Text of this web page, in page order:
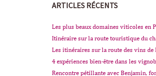
ARTICLES RÉCENTS
Les plus beaux domaines viticoles en
Itinéraire sur la route touristique du
Les itinéraires sur la route des vins de
4 expériences bien-être dans les
Rencontre pétillante avec Benjamin,